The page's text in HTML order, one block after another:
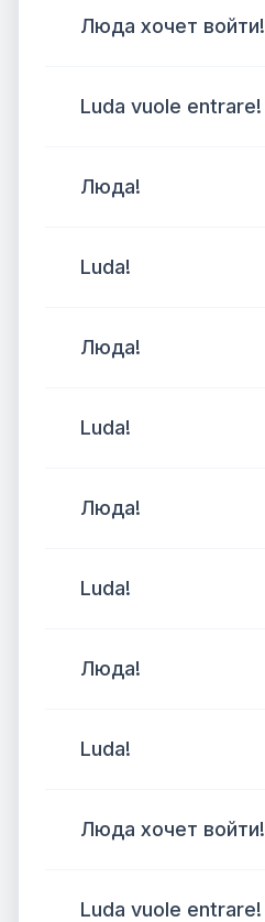
Люда хочет войти!
Luda vuole entrare!
Люда!
Luda!
Люда!
Luda!
Люда!
Luda!
Люда!
Luda!
Люда хочет войти!
Luda vuole entrare!